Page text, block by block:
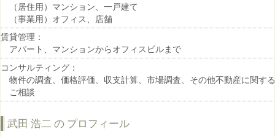
（居住用）マンション、一戸建て
（事業用）オフィス、店舗
賃貸管理：
アパート、マンションからオフィスビルまで
コンサルティング：
物件の調査、価格評価、収支計算、市場調査、その他不動産に関する
ご相談
武田 浩二 の プロフィール